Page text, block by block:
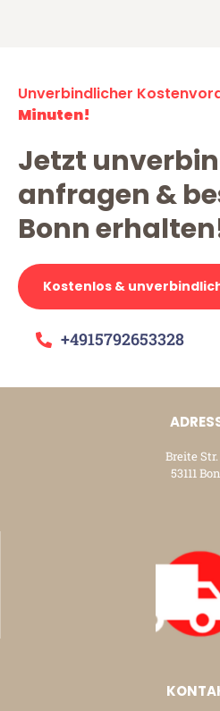
Unverbindlicher
Minuten!
Jetzt
anfragen &
Bonn
Kostenlos &
+4915792653328
Breite
53111